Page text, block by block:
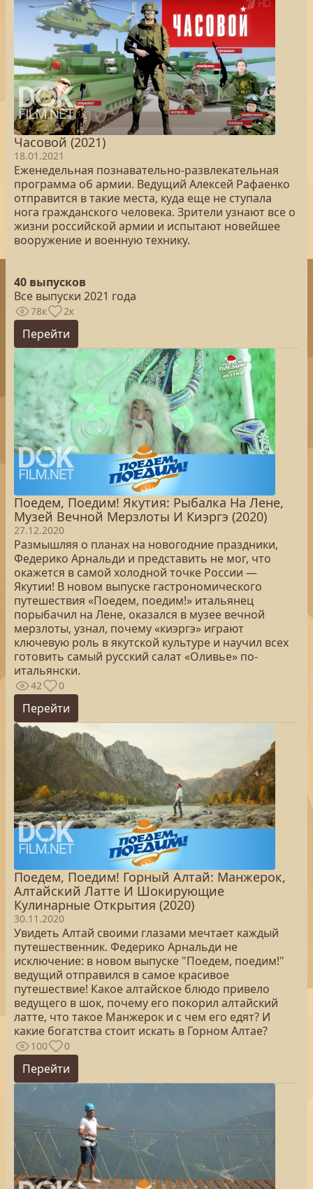
Часовой (2021)
18.01.2021
Еженедельная познавательно-развлекательная
программа об армии. Ведущий Алексей Рафаенко
отправится в такие места, куда еще не ступала
нога гражданского человека. Зрители узнают все о
жизни российской армии и испытают новейшее
вооружение и военную технику.
40 выпусков
Все выпуски 2021 года
78к 2к
Перейти
Поедем, Поедим! Якутия: Рыбалка На Лене,
Музей Вечной Мерзлоты И Киэргэ (2020)
27.12.2020
Размышляя о планах на новогодние праздники,
Федерико Арнальди и представить не мог, что
окажется в самой холодной точке России —
Якутии! В новом выпуске гастрономического
путешествия «Поедем, поедим!» итальянец
порыбачил на Лене, оказался в музее вечной
мерзлоты, узнал, почему «киэргэ» играют
ключевую роль в якутской культуре и научил всех
готовить самый русский салат «Оливье» по-
итальянски.
42 0
Перейти
Поедем, Поедим! Горный Алтай: Манжерок,
Алтайский Латте И Шокирующие
Кулинарные Открытия (2020)
30.11.2020
Увидеть Алтай своими глазами мечтает каждый
путешественник. Федерико Арнальди не
исключение: в новом выпуске "Поедем, поедим!"
ведущий отправился в самое красивое
путешествие! Какое алтайское блюдо привело
ведущего в шок, почему его покорил алтайский
латте, что такое Манжерок и с чем его едят? И
какие богатства стоит искать в Горном Алтае?
100 0
Перейти